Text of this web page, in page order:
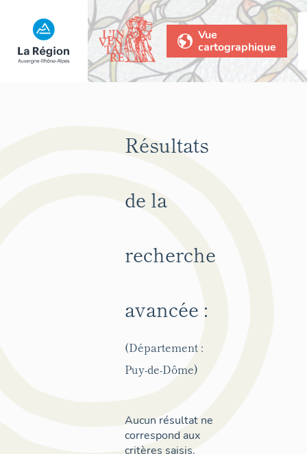
Vue
cartographique
Résultats
de la
recherche
avancée :
(Département :
Puy-de-Dôme)
Aucun résultat ne
correspond aux
critères saisis.